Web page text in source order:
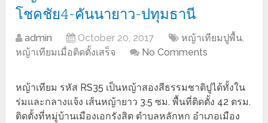
โชคชัย4-คันนายาว-ปทุมธานี
admin October 20, 2017 หญ้าเทียมปูพื้น,
หญ้าเทียมเมื่อติดตั้งเสร็จ
No Comments
หญ้าเทียม รหัส RS35 เป็นหญ้าสองสีธรรมชาติปูได้ทั้งใน
ร่มและกลางแจ้ง เส้นหญ้ายาว 3.5 ซม. พื้นที่ติดตั้ง 42 ตรม.
ติดตั้งที่หมู่บ้านเมืองเอกรังสิต ตำบลหลักหก อำเภอเมือง